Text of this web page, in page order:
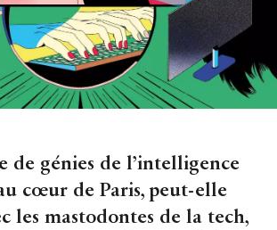
de génies de l’intelligence
cœur de Paris, peut-elle
les mastodontes de la tech,